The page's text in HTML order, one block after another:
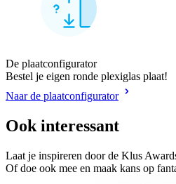
De plaatconfigurator
Bestel je eigen ronde plexiglas plaat!
Naar de plaatconfigurator
Ook interessant
Laat je inspireren door de Klus
Of doe ook mee en maak kans op